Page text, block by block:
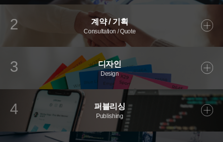
2 계약 / 기획
Consultation / Quote
3 디자인
Design
4 퍼블리싱
Publishing